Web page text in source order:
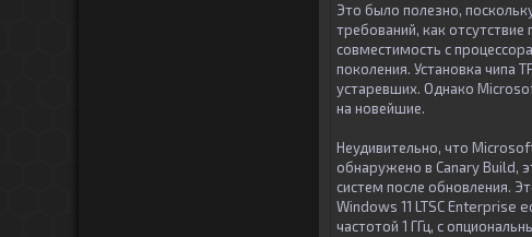
Это было полезно,
требований, как
совместимость с
поколения. Установка чипа
устаревших. Однако
на новейшие.
Неудивительно, что
обнаружено в Canary Build,
систем после обновления.
Windows 11 LTSC Enterprise
частотой 1 ГГц, с